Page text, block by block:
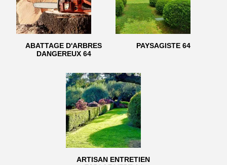
ABATTAGE D'ARBRES
DANGEREUX 64
PAYSAGISTE 64
ARTISAN ENTRETIEN